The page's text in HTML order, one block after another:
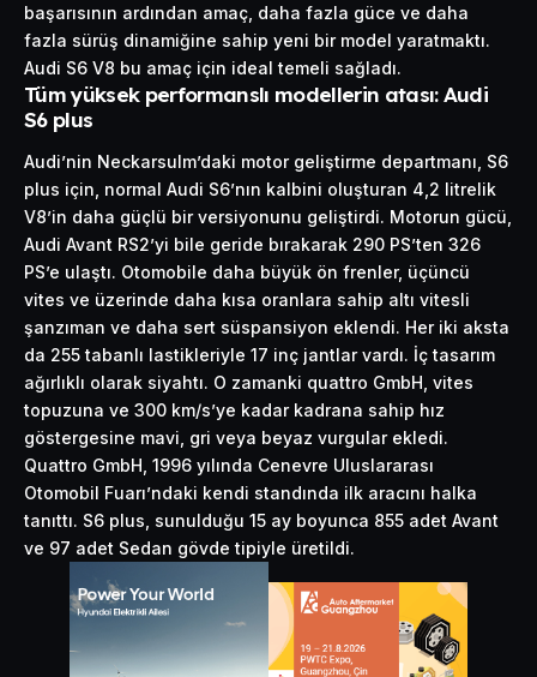
başarısının ardından amaç, daha fazla güce ve daha
fazla sürüş dinamiğine sahip yeni bir model yaratmaktı.
Audi S6 V8 bu amaç için ideal temeli sağladı.
Tüm yüksek performanslı modellerin atası: Audi
S6 plus
Audi’nin Neckarsulm’daki motor geliştirme departmanı, S6
plus için, normal Audi S6’nın kalbini oluşturan 4,2 litrelik
V8’in daha güçlü bir versiyonunu geliştirdi. Motorun gücü,
Audi Avant RS2’yi bile geride bırakarak 290 PS’ten 326
PS’e ulaştı. Otomobile daha büyük ön frenler, üçüncü
vites ve üzerinde daha kısa oranlara sahip altı vitesli
şanzıman ve daha sert süspansiyon eklendi. Her iki aksta
da 255 tabanlı lastikleriyle 17 inç jantlar vardı. İç tasarım
ağırlıklı olarak siyahtı. O zamanki quattro GmbH, vites
topuzuna ve 300 km/s’ye kadar kadrana sahip hız
göstergesine mavi, gri veya beyaz vurgular ekledi.
Quattro GmbH, 1996 yılında Cenevre Uluslararası
Otomobil Fuarı’ndaki kendi standında ilk aracını halka
tanıttı. S6 plus, sunulduğu 15 ay boyunca 855 adet Avant
ve 97 adet Sedan gövde tipiyle üretildi.